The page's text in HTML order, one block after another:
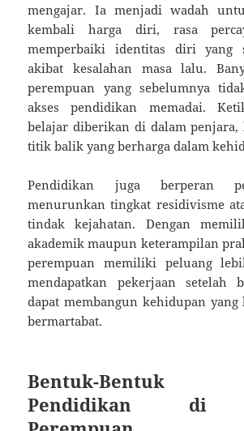
mengajar. Ia menjadi wadah
kembali harga diri, rasa
memperbaiki identitas diri yang
akibat kesalahan masa lalu.
perempuan yang sebelumnya
akses pendidikan memadai.
belajar diberikan di dalam
titik balik yang berharga dalam
Pendidikan juga berperan
menurunkan tingkat residivisme
tindak kejahatan. Dengan
akademik maupun keterampilan
perempuan memiliki peluang
mendapatkan pekerjaan setelah
dapat membangun kehidupan
bermartabat.
Bentuk-Bentuk
Pendidikan di